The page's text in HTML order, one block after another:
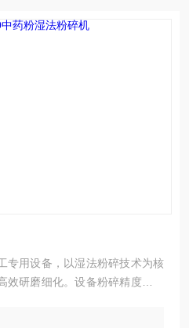
专用设备，以湿法粉碎技术为核
研磨细化。设备粉碎精度高、
批量生产，助力提升产品溶解性